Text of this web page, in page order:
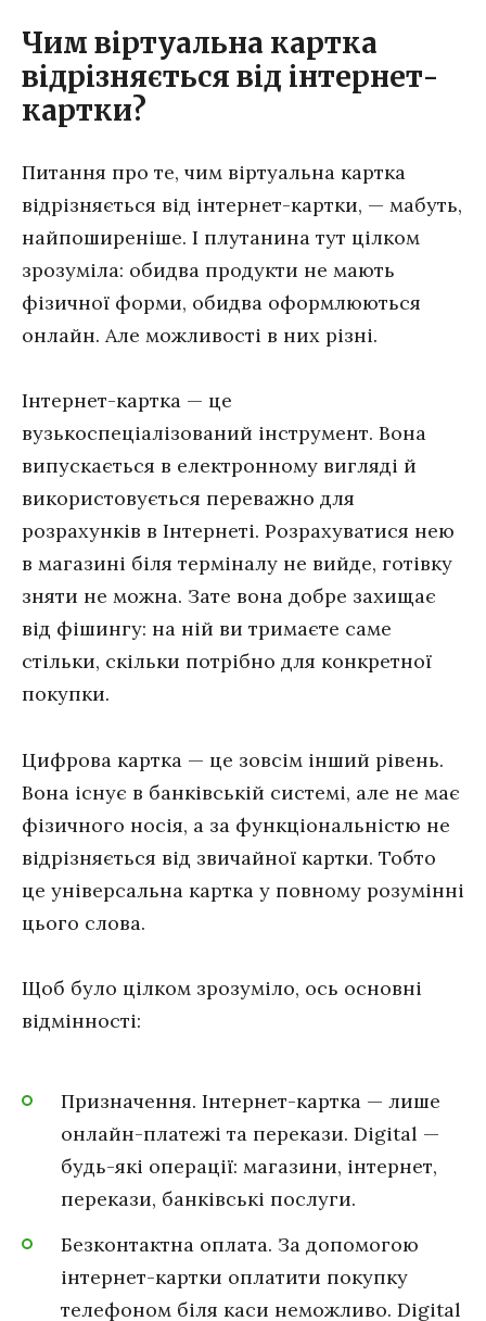
Чим віртуальна картка
відрізняється від інтернет-
картки?
Питання про те, чим віртуальна картка
відрізняється від інтернет-картки, — мабуть,
найпоширеніше. І плутанина тут цілком
зрозуміла: обидва продукти не мають
фізичної форми, обидва оформлюються
онлайн. Але можливості в них різні.
Інтернет-картка — це
вузькоспеціалізований інструмент. Вона
випускається в електронному вигляді й
використовується переважно для
розрахунків в Інтернеті. Розрахуватися нею
в магазині біля терміналу не вийде, готівку
зняти не можна. Зате вона добре захищає
від фішингу: на ній ви тримаєте саме
стільки, скільки потрібно для конкретної
покупки.
Цифрова картка — це зовсім інший рівень.
Вона існує в банківській системі, але не має
фізичного носія, а за функціональністю не
відрізняється від звичайної картки. Тобто
це універсальна картка у повному розумінні
цього слова.
Щоб було цілком зрозуміло, ось основні
відмінності:
Призначення. Інтернет-картка — лише
онлайн-платежі та перекази. Digital —
будь-які операції: магазини, інтернет,
перекази, банківські послуги.
Безконтактна оплата. За допомогою
інтернет-картки оплатити покупку
телефоном біля каси неможливо. Digital